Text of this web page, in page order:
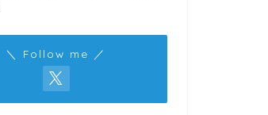
＼ Follow me ／